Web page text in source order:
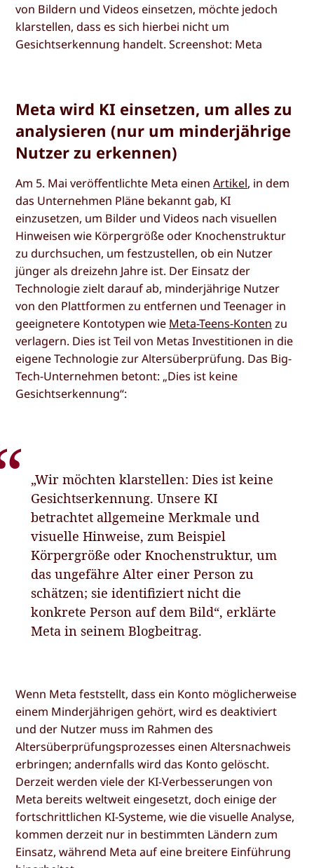
von Bildern und Videos einsetzen, möchte jedoch
klarstellen, dass es sich hierbei nicht um
Gesichtserkennung handelt. Screenshot: Meta
Meta wird KI einsetzen, um alles zu
analysieren (nur um minderjährige
Nutzer zu erkennen)
Am 5. Mai veröffentlichte Meta einenArtikel, in dem
das Unternehmen Pläne bekannt gab, KI
einzusetzen, um Bilder und Videos nach visuellen
Hinweisen wie Körpergröße oder Knochenstruktur
zu durchsuchen, um festzustellen, ob ein Nutzer
jünger als dreizehn Jahre ist. Der Einsatz der
Technologie zielt darauf ab, minderjährige Nutzer
von den Plattformen zu entfernen und Teenager in
geeignetere Kontotypen wie Meta-Teens-Konten zu
verlagern. Dies ist Teil von Metas Investitionen in die
eigene Technologie zur Altersüberprüfung. Das Big-
Tech-Unternehmen betont: „Dies ist keine
Gesichtserkennung“:
„Wir möchten klarstellen: Dies ist keine
Gesichtserkennung. Unsere KI
betrachtet allgemeine Merkmale und
visuelle Hinweise, zum Beispiel
Körpergröße oder Knochenstruktur, um
das ungefähre Alter einer Person zu
schätzen; sie identifiziert nicht die
konkrete Person auf dem Bild“, erklärte
Meta in seinem Blogbeitrag.
Wenn Meta feststellt, dass ein Konto möglicherweise
einem Minderjährigen gehört, wird es deaktiviert
und der Nutzer muss im Rahmen des
Altersüberprüfungsprozesses einen Altersnachweis
erbringen; andernfalls wird das Konto gelöscht.
Derzeit werden viele der KI-Verbesserungen von
Meta bereits weltweit eingesetzt, doch einige der
fortschrittlichen KI-Systeme, wie die visuelle Analyse,
kommen derzeit nur in bestimmten Ländern zum
Einsatz, während Meta auf eine breitere Einführung